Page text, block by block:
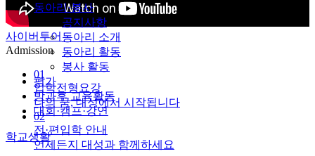
동아리·봉사
공지사항
동아리 소개
동아리 활동
봉사 활동
평가
방과후 교육활동
대회·캠프·강연
학교생활
사이버투어
Admission
01
입학전형요강
나의 꿈, 대성에서 시작됩니다
02
전·편입학 안내
언제든지 대성과 함께하세요